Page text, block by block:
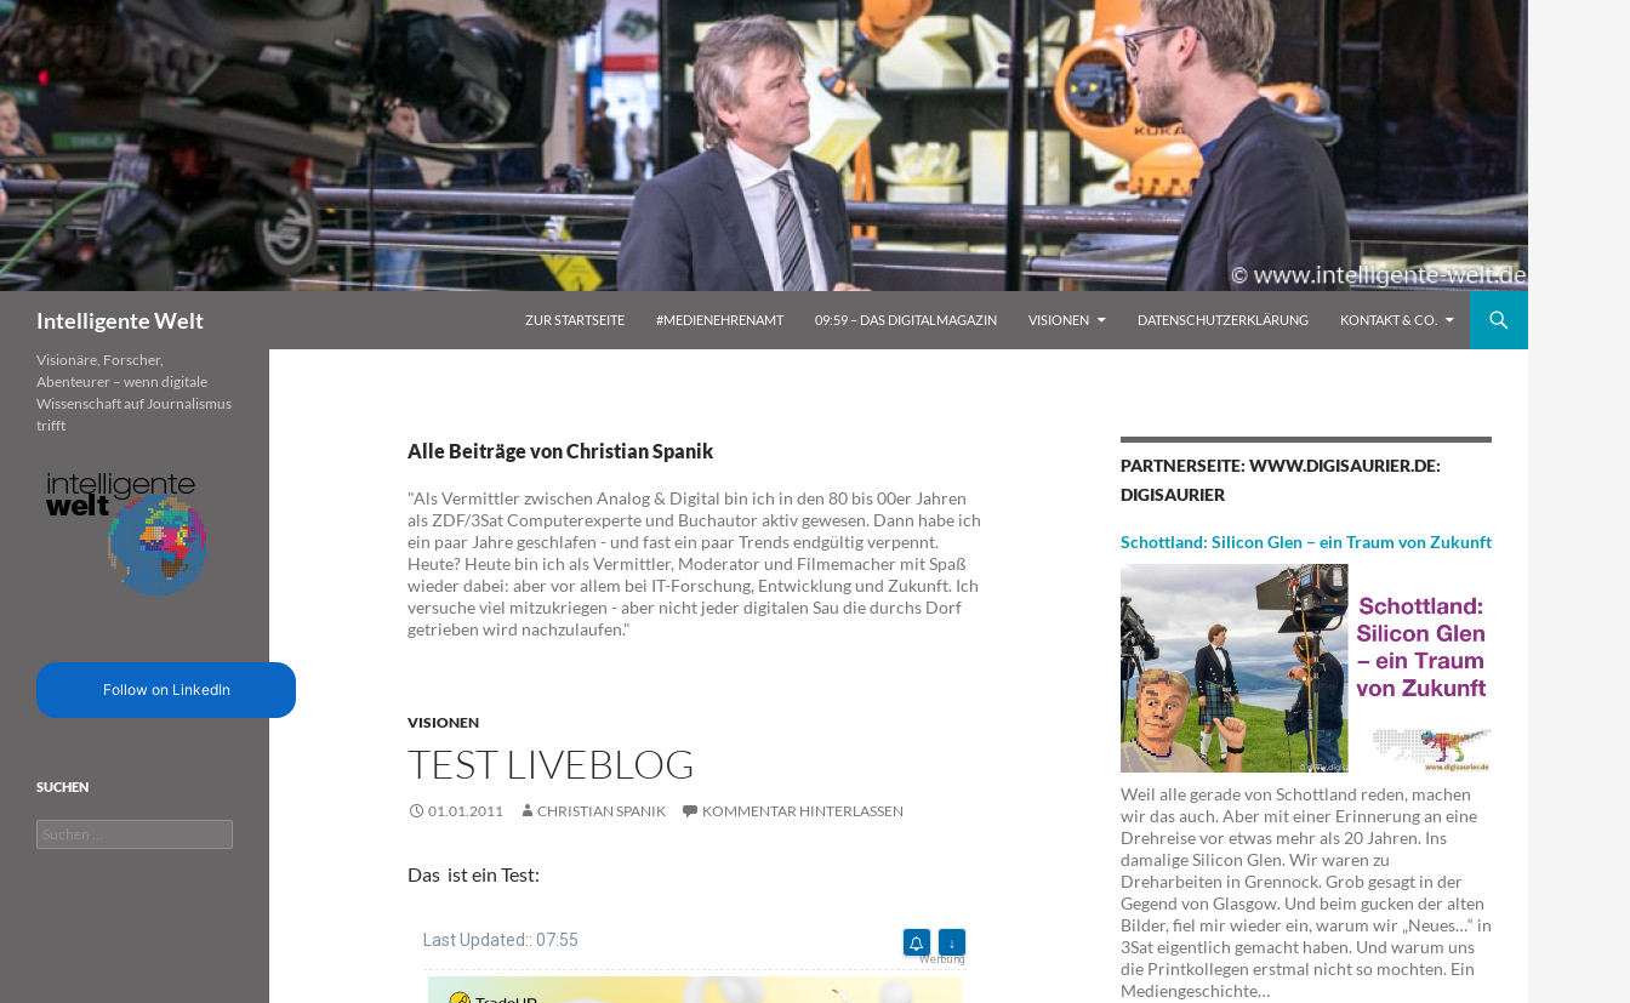
Zum
Inhalt
springen
Intelligente Welt ZUR STARTSEITE #MEDIENEHRENAMT 09:59 – DAS DIGITALMAGAZIN VISIONEN DATENSCHUTZERKLÄRUNG KONTAKT & CO.
Alle Beiträge von Christian Spanik
"Als Vermittler zwischen Analog & Digital bin ich in den 80 bis 00er Jahren
als ZDF/3Sat Computerexperte und Buchautor aktiv gewesen. Dann habe ich
ein paar Jahre geschlafen - und fast ein paar Trends endgültig verpennt.
Heute? Heute bin ich als Vermittler, Moderator und Filmemacher mit Spaß
wieder dabei: aber vor allem bei IT-Forschung, Entwicklung und Zukunft. Ich
versuche viel mitzukriegen - aber nicht jeder digitalen Sau die durchs Dorf
getrieben wird nachzulaufen."
VISIONEN
TEST LIVEBLOG
01.01.2011 CHRISTIAN SPANIK KOMMENTAR HINTERLASSEN
Das ist ein Test:
PARTNERSEITE: WWW.DIGISAURIER.DE:
DIGISAURIER
Schottland: Silicon Glen – ein Traum von Zukunft
Weil alle gerade von Schottland reden, machen
wir das auch. Aber mit einer Erinnerung an eine
Drehreise vor etwas mehr als 20 Jahren. Ins
damalige Silicon Glen. Wir waren zu
Dreharbeiten in Grennock. Grob gesagt in der
Gegend von Glasgow. Und beim gucken der alten
Bilder, fiel mir wieder ein, warum wir „Neues…“ in
3Sat eigentlich gemacht haben. Und warum uns
die Printkollegen erstmal nicht so mochten. Ein
Mediengeschichte…
Visionäre, Forscher,
Abenteurer – wenn digitale
Wissenschaft auf Journalismus
trifft
Follow on LinkedIn
SUCHEN
Suchen
nach: